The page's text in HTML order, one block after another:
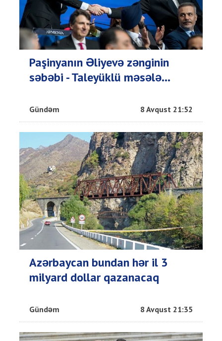
Paşinyanın Əliyevə zənginin
səbəbi - Taleyüklü məsələ...
Gündəm 8 Avqust 21:52
Azərbaycan bundan hər il 3
milyard dollar qazanacaq
Gündəm 8 Avqust 21:35